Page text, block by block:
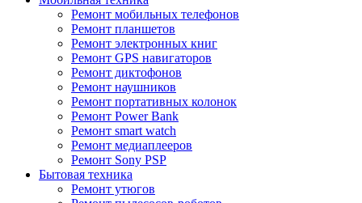
Ремонт мобильных телефонов
Ремонт планшетов
Ремонт электронных книг
Ремонт GPS навигаторов
Ремонт диктофонов
Ремонт наушников
Ремонт портативных колонок
Ремонт Power Bank
Ремонт smart watch
Ремонт медиаплееров
Ремонт Sony PSP
Бытовая техника
Ремонт утюгов